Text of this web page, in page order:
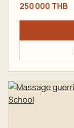
250 000 THB